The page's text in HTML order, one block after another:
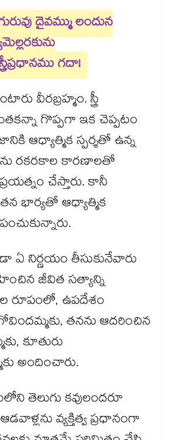
దైవమ్ము లందున
గదా!
వీరబ్రహ్మం. స్త్రీ
గొప్పగా ఇక చెప్పటం
ఆధ్యాత్మిక స్పర్శతో ఉన్న
రకరకాల కారణాలతో
చేస్తారు. కానీ
తన భార్యతో ఆధ్యాత్మిక
ఏ నిర్ణయం తీసుకునేవారు
జీవిత సత్యాన్ని
రూపంలో, ఉపదేశం
తనను ఆదరించిన
కూతురు
అందించారు.
తెలుగు కవులందరూ
వ్యక్తిత్వ ప్రధానంగా